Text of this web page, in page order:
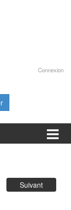
Connexion
Suivant